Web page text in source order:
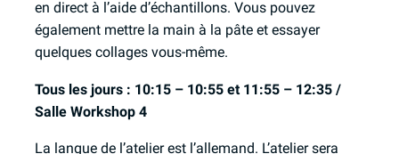
en direct à l’aide d’échantillons. Vous pouvez
également mettre la main à la pâte et essayer
quelques collages vous-même.
Tous les jours : 10:15 – 10:55 et 11:55 – 12:35 /
Salle Workshop 4
La langue de l’atelier est l’allemand. L’atelier sera